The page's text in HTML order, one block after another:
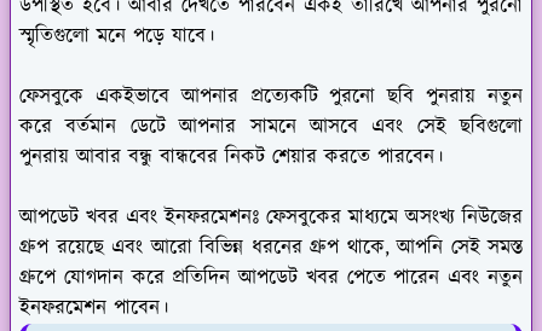
স্মৃতিগুলো মনে পড়ে যাবে।
ফেসবুকে একইভাবে আপনার প্রত্যেকটি পুরনো ছবি পুনরায় নতুন
করে বর্তমান ডেটে আপনার সামনে আসবে এবং সেই ছবিগুলো
পুনরায় আবার বন্ধু বান্ধবের নিকট শেয়ার করতে পারবেন।
আপডেট খবর এবং ইনফরমেশনঃ ফেসবুকের মাধ্যমে অসংখ্য নিউজের
গ্রুপ রয়েছে এবং আরো বিভিন্ন ধরনের গ্রুপ থাকে, আপনি সেই সমস্ত
গ্রুপে যোগদান করে প্রতিদিন আপডেট খবর পেতে পারেন এবং নতুন
ইনফরমেশন পাবেন।